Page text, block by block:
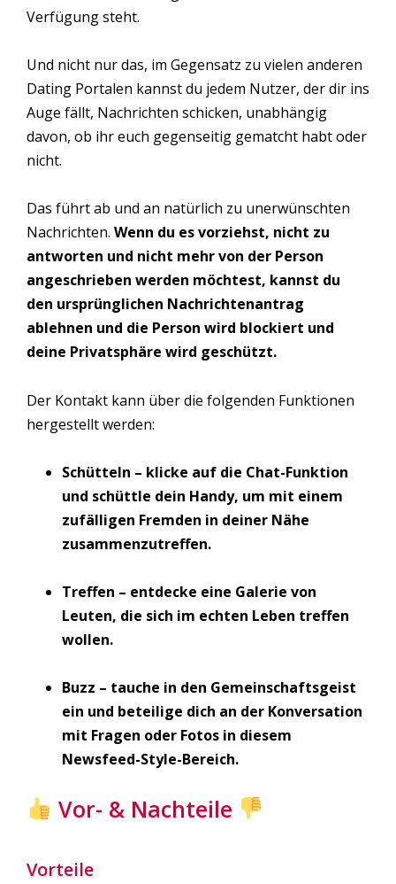
Verfügung steht.
Und nicht nur das, im Gegensatz zu vielen anderen
Dating Portalen kannst du jedem Nutzer, der dir ins
Auge fällt, Nachrichten schicken, unabhängig
davon, ob ihr euch gegenseitig gematcht habt oder
nicht.
Das führt ab und an natürlich zu unerwünschten
Nachrichten. Wenn du es vorziehst, nicht zu
antworten und nicht mehr von der Person
angeschrieben werden möchtest, kannst du
den ursprünglichen Nachrichtenantrag
ablehnen und die Person wird blockiert und
deine Privatsphäre wird geschützt.
Der Kontakt kann über die folgenden Funktionen
hergestellt werden:
Schütteln – klicke auf die Chat-Funktion
und schüttle dein Handy, um mit einem
zufälligen Fremden in deiner Nähe
zusammenzutreffen.
Treffen – entdecke eine Galerie von
Leuten, die sich im echten Leben treffen
wollen.
Buzz – tauche in den Gemeinschaftsgeist
ein und beteilige dich an der Konversation
mit Fragen oder Fotos in diesem
Newsfeed-Style-Bereich.
Vor- & Nachteile
Vorteile